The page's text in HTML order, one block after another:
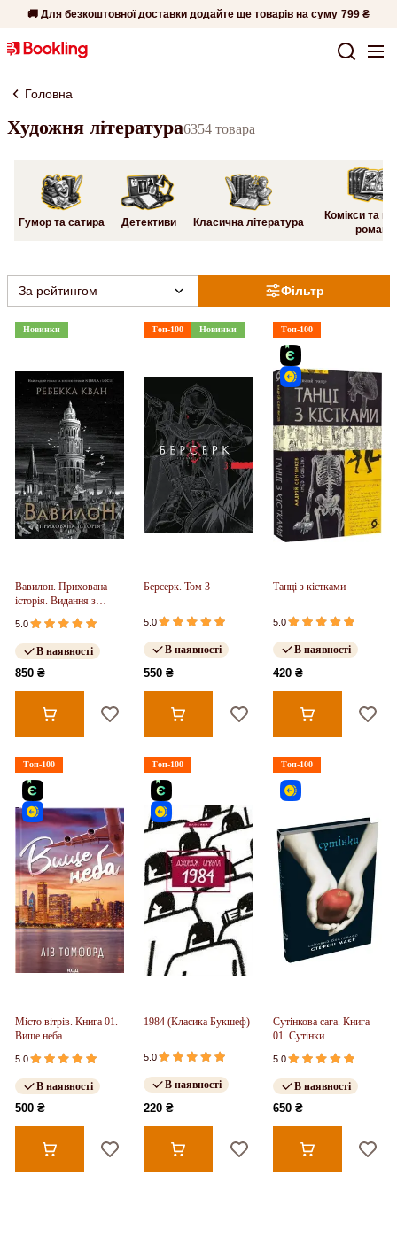
🚚 Для безкоштовної доставки додайте ще товарів на суму 799 ₴
Головна
Художня література6354 товара
Гумор та сатира Детективи Класична література
Комікси та
романи
Фільтр
За рейтингом
Новинки
Вавилон. Прихована
історія. Видання з
ілюстрованим зрізом
(у)
5.0
В наявності
850 ₴
Топ-100 Новинки
Берсерк. Том 3
5.0
В наявності
550 ₴
Топ-100
Танці з кістками
5.0
В наявності
420 ₴
Топ-100
Місто вітрів. Книга 01.
Вище неба
5.0
В наявності
500 ₴
Топ-100
1984 (Класика Букшеф)
5.0
В наявності
220 ₴
Топ-100
Сутінкова сага. Книга
01. Сутінки
5.0
В наявності
650 ₴